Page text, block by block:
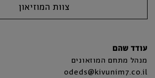
צוות המוזיאון
עודד שהם
מנהל מתחם המוזאונים
odeds@kivunim7.co.il